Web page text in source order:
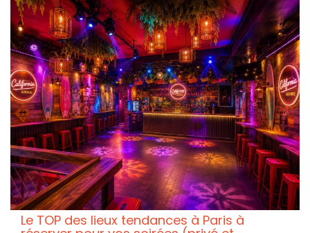
Le TOP des lieux tendances à Paris à